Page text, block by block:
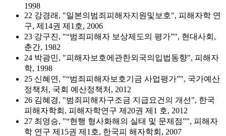
1998
22 강경래, "일본의범죄피해자지원및보호", 피해자학 연
구, 제14권 제1호, 2006
23 강구진, "“범죄피해자 보상제도의 평가”", 현대사회,
춘간, 1982
24 박광민, "피해자보호에관한외국의입법동향", 피해자
학, 1998
25 신혜연, "“범죄피해자보호기금 사업평가”", 국가예산
정책처, 국회 예산정책처, 2012
26 김혜경, "범죄피해자구조금 지급요건의 개선", 한국
피해자학회, 피해자학연구 제20권 제1 호, 2012
27 최영승, "“현행 형사화해의 실태 및 문제점”", 피해자
학 연구 제15권 제1호, 한국피 해자학회, 2007